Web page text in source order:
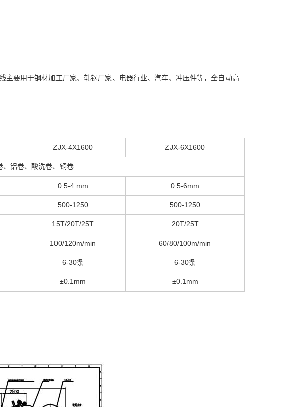
要用于钢材加工厂家、轧钢厂家、电器行业、汽车、冲压件等，全自动高
ZJX-4X1600 ZJX-6X1600
、铝卷、酸洗卷、铜卷
0.5-4 mm 0.5-6mm
500-1250 500-1250
15T/20T/25T 20T/25T
100/120m/min 60/80/100m/min
6-30条 6-30条
±0.1mm ±0.1mm